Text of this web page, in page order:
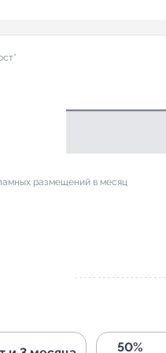
размещений в месяц
50%